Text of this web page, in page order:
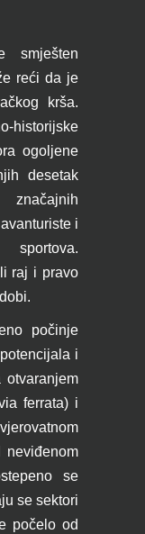
reći da je
krša.
ogoljene
desetak
i
raj i pravo
počinje
i
otvaranjem
ferrata) i
neviđenom
se
se sektori
počelo od